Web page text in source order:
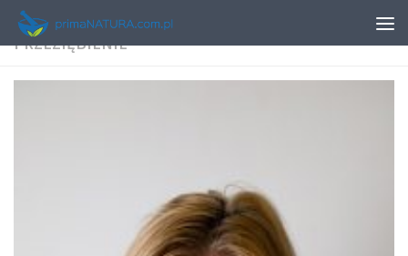
TAGGED:SKUTECZNE METODY NA
PRZEZIĘBIENIE